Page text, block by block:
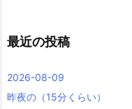
最近の投稿
2026-08-09
昨夜の（15分くらい）